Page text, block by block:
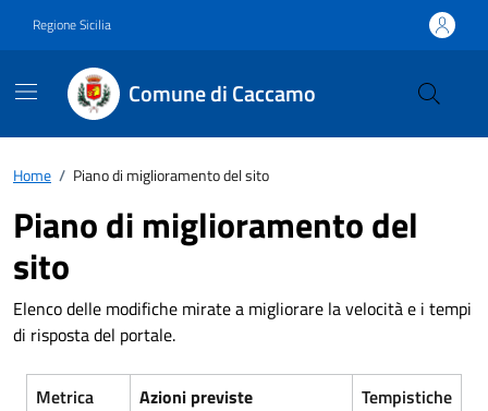
Regione Sicilia
Comune di Caccamo
Home / Piano di miglioramento del sito
Piano di miglioramento del
sito
Elenco delle modifiche mirate a migliorare la velocità e i tempi
di risposta del portale.
Metrica Azioni previste
Tempistiche